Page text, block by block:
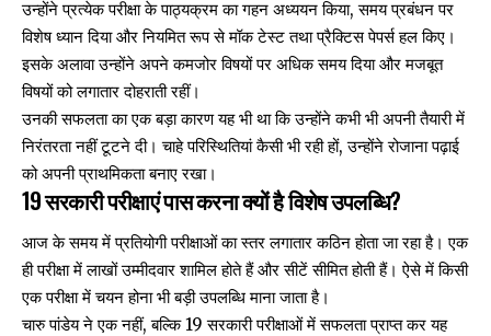
उन्होंने प्रत्येक परीक्षा के पाठ्यक्रम का गहन अध्ययन किया, समय प्रबंधन पर
विशेष ध्यान दिया और नियमित रूप से मॉक टेस्ट तथा प्रैक्टिस पेपर्स हल किए।
इसके अलावा उन्होंने अपने कमजोर विषयों पर अधिक समय दिया और मजबूत
विषयों को लगातार दोहराती रहीं।
उनकी सफलता का एक बड़ा कारण यह भी था कि उन्होंने कभी भी अपनी तैयारी में
निरंतरता नहीं टूटने दी। चाहे परिस्थितियां कैसी भी रही हों, उन्होंने रोजाना पढ़ाई
को अपनी प्राथमिकता बनाए रखा।
19 सरकारी परीक्षाएं पास करना क्यों है विशेष उपलब्धि?
आज के समय में प्रतियोगी परीक्षाओं का स्तर लगातार कठिन होता जा रहा है। एक
ही परीक्षा में लाखों उम्मीदवार शामिल होते हैं और सीटें सीमित होती हैं। ऐसे में किसी
एक परीक्षा में चयन होना भी बड़ी उपलब्धि माना जाता है।
चारु पांडेय ने एक नहीं, बल्कि 19 सरकारी परीक्षाओं में सफलता प्राप्त कर यह